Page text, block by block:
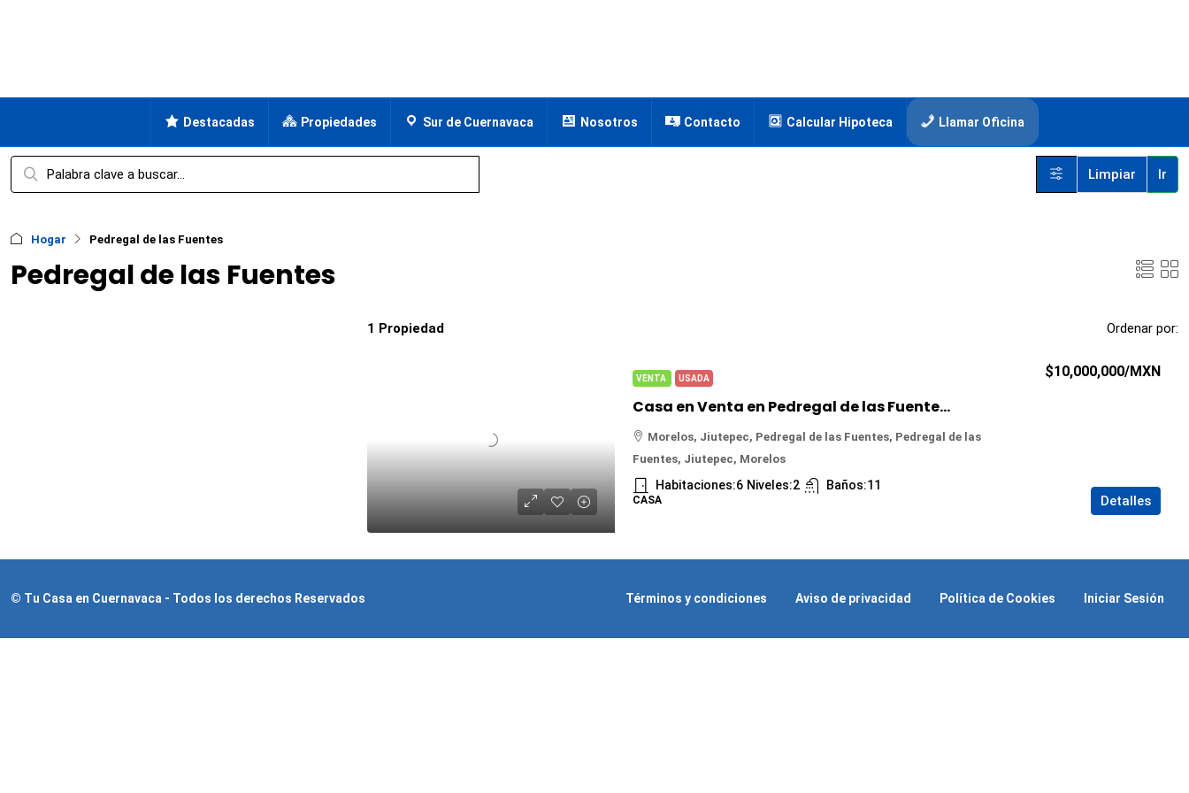
Destacadas Propiedades Sur de Cuernavaca Nosotros Contacto Calcular Hipoteca Llamar Oficina
Limpiar Ir
Hogar Pedregal de las Fuentes
Pedregal de las Fuentes
1 Propiedad Ordenar por:
VENTA USADA
Casa en Venta en Pedregal de las Fuentes, Jiutepec, Morelos
$10,000,000/MXN
Morelos, Jiutepec, Pedregal de las Fuentes, Pedregal de las
Fuentes, Jiutepec, Morelos
Habitaciones:6 Niveles:2 Baños:11
CASA Detalles
© Tu Casa en Cuernavaca - Todos los derechos Reservados Términos y condiciones Aviso de privacidad Política de Cookies Iniciar Sesión